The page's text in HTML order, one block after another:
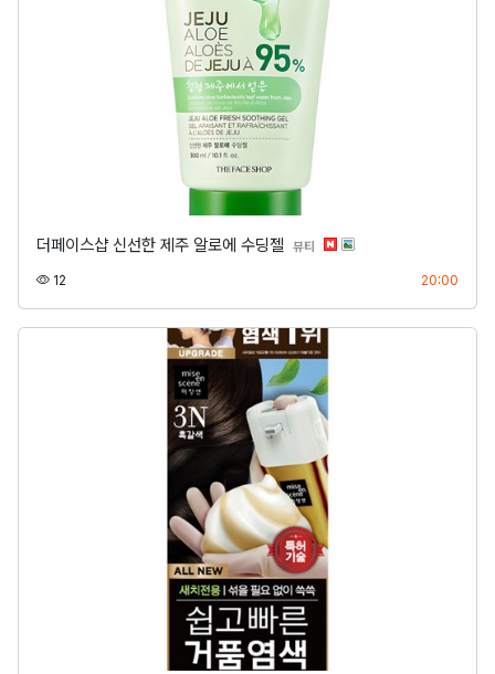
더페이스샵 신선한 제주 알로에 수딩젤 뷰티 분류
12 20:00